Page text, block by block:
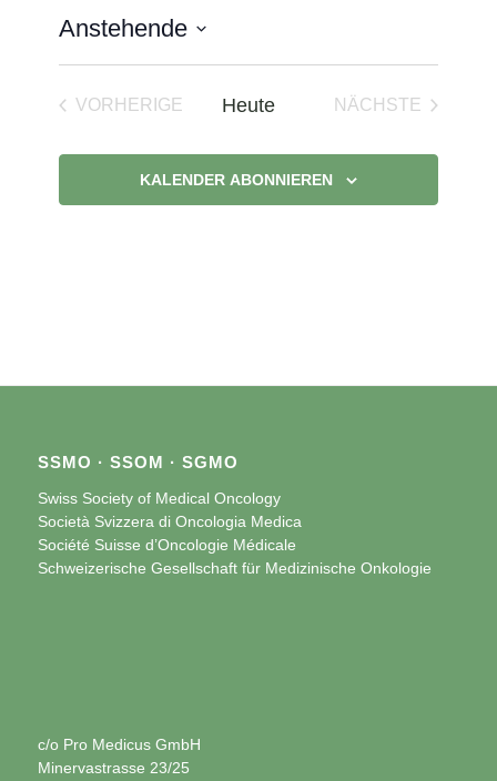
Anstehende
VORHERIGE
Heute
NÄCHSTE
KALENDER ABONNIEREN
SSMO · SSOM · SGMO
Swiss Society of Medical Oncology
Società Svizzera di Oncologia Medica
Société Suisse d’Oncologie Médicale
Schweizerische Gesellschaft für Medizinische Onkologie
c/o Pro Medicus GmbH
Minervastrasse 23/25